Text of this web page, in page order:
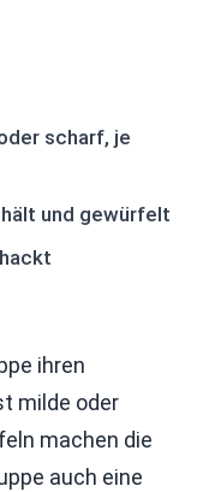
scharf, je
und gewürfelt
ihren
milde oder
machen die
auch eine